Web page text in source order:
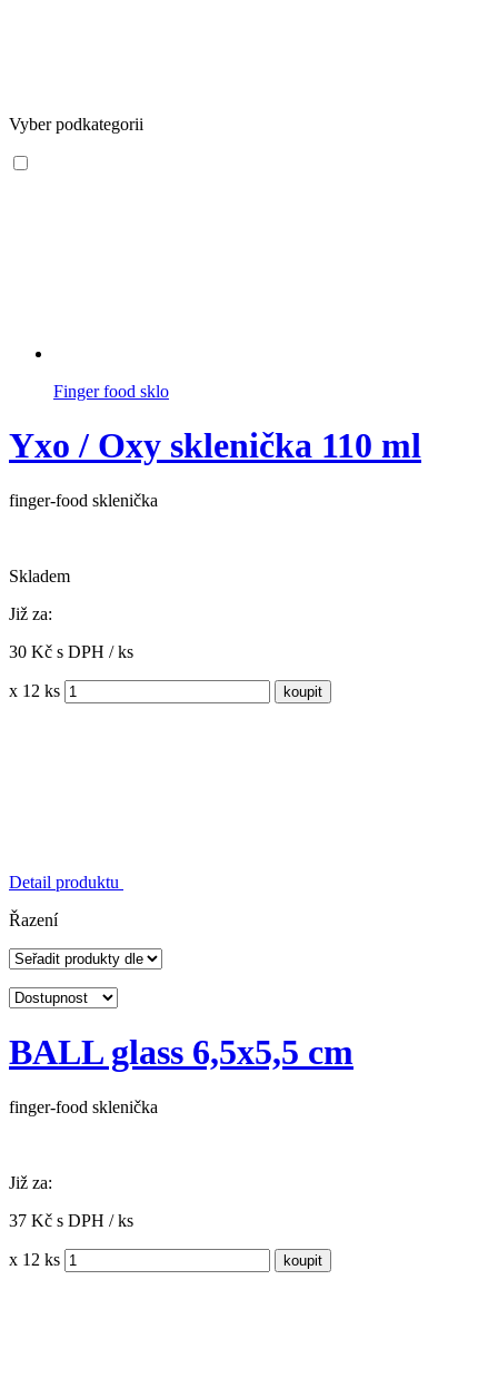
Vyber podkategorii
Finger food sklo
Yxo / Oxy sklenička 110 ml
finger-food sklenička
Skladem
Již za:
30 Kč s DPH / ks
x 12 ks
Detail produktu
Řazení
BALL glass 6,5x5,5 cm
finger-food sklenička
Již za:
37 Kč s DPH / ks
x 12 ks